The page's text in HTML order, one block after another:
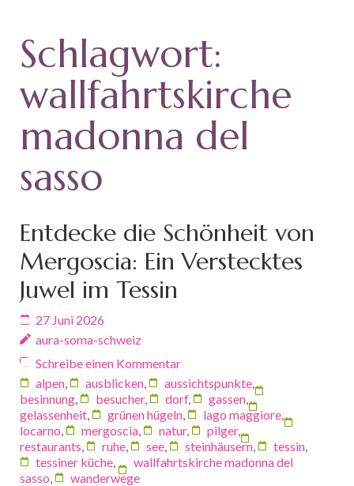
Schlagwort:
wallfahrtskirche
madonna del
sasso
Entdecke die Schönheit von
Mergoscia: Ein Verstecktes
Juwel im Tessin
27 Juni 2026
aura-soma-schweiz
Schreibe einen Kommentar
alpen
ausblicken aussichtspunkte
besinnung
besucher, dorf, gassen
gelassenheit
grünen hügeln lago maggiore
locarno
mergoscia natur, pilger,
restaurants
ruhe see steinhäusern tessin
tessiner küche
wallfahrtskirche madonna del
sasso
wanderwege